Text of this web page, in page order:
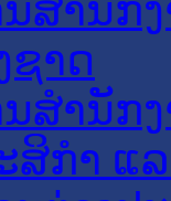
ສໍານັກ
າດ
ສຳນັກ
ສິກຳ ແ